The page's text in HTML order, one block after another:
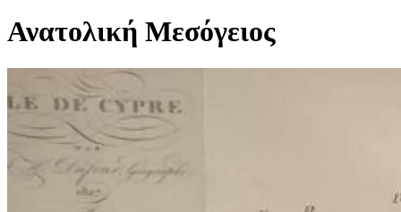
Ανατολική Μεσόγειος